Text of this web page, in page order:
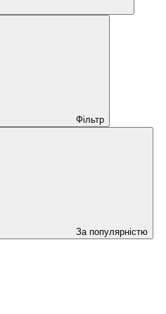
Фільтр
За популярністю